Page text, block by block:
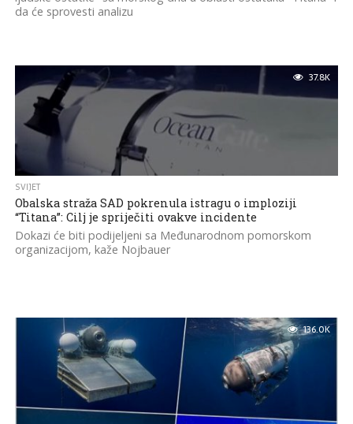
da će sprovesti analizu
37.8K
SVIJET
Obalska straža SAD pokrenula istragu o imploziji
“Titana”: Cilj je spriječiti ovakve incidente
Dokazi će biti podijeljeni sa Međunarodnom pomorskom
organizacijom, kaže Nojbauer
136.0K